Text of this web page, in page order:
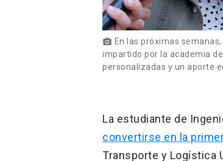
photo_camera En las próximas
impartido por la academia
personalizadas y un aporte
La estudiante de
convertirse en la
Transporte y Logística